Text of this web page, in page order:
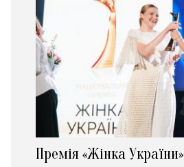
Премія «Жінка України»